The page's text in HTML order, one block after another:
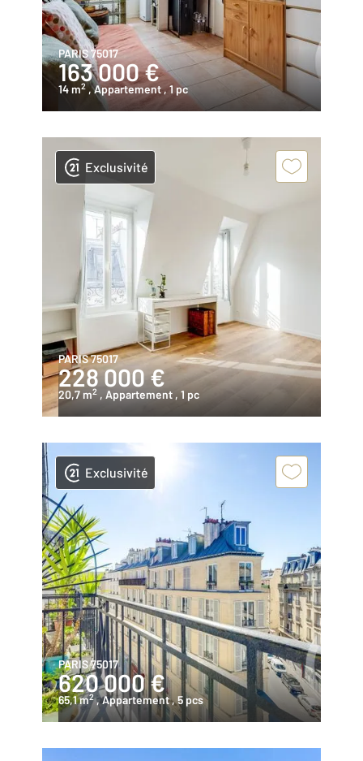
PARIS 75017
163 000 €
14 m2 , Appartement, 1 pc
Exclusivité
PARIS 75017
228 000 €
20,7 m2 , Appartement , 1 pc
Exclusivité
PARIS 75017
620 000 €
65,1 m2 , Appartement, 5 pcs